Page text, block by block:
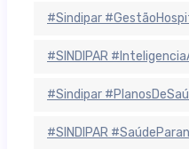
#Sindipar
#SINDIPAR
#Sindipar
#SINDIPAR